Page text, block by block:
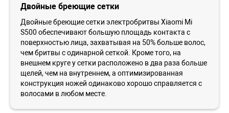
Двойные бреющие сетки
Двойные бреющие сетки электробритвы Xiaomi Mi
S500 обеспечивают большую площадь контакта с
поверхностью лица, захватывая на 50% больше волос,
чем бритвы с одинарной сеткой. Кроме того, на
внешнем круге у сетки расположено в два раза больше
щелей, чем на внутреннем, а оптимизированная
конструкция ножей одинаково хорошо справляется с
волосами в любом месте.